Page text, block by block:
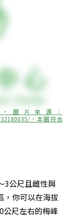
圖片來源：
，本圖符合
3公尺且雌性與
，你可以在海拔
公尺左右的梅峰